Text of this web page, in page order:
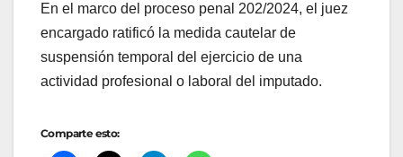
En el marco del proceso penal 202/2024, el juez
encargado ratificó la medida cautelar de
suspensión temporal del ejercicio de una
actividad profesional o laboral del imputado.
Comparte esto: